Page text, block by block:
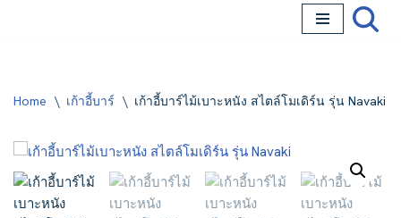
Home \ เก้าอี้บาร์ \ เก้าอี้บาร์ไม้เบาะหนัง สไตล์โมเดิร์น รุ่น Navaki